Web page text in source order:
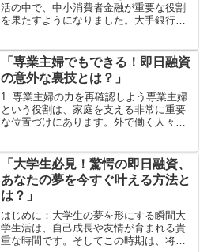
活の中で、中小消費者金融が重要な役割
を果たすようになりました。大手銀行や
は柔軟性に富んだサービスを展開してい
ます。特に、さまざま...
「専業主婦でもできる！即日融資
の意外な裏技とは？」
1. 専業主婦の力を再確認しよう専業主婦
という役割は、家庭を支える非常に重要
な位置づけにあります。外で働く人々と
あります。専業主婦は毎日の生活の中
で、様々なスキルを磨い...
「大学生必見！驚愕の即日融資、
あなたの夢を今すぐ叶える方法と
は？」
はじめに：大学生の夢を形にする瞬間大
学生活は、自己成長や友情が育まれる貴
重な時間です。そしてこの時期は、将来